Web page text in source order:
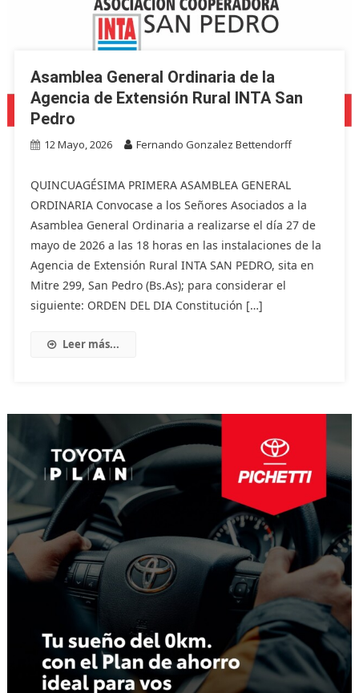
Asamblea General Ordinaria de la
Agencia de Extensión Rural INTA San
Pedro
12 Mayo, 2026 Fernando Gonzalez Bettendorff
QUINCUAGÉSIMA PRIMERA ASAMBLEA GENERAL
ORDINARIA Convocase a los Señores Asociados a la
Asamblea General Ordinaria a realizarse el día 27 de
mayo de 2026 a las 18 horas en las instalaciones de la
Agencia de Extensión Rural INTA SAN PEDRO, sita en
Mitre 299, San Pedro (Bs.As); para considerar el
siguiente: ORDEN DEL DIA Constitución […]
Leer más...